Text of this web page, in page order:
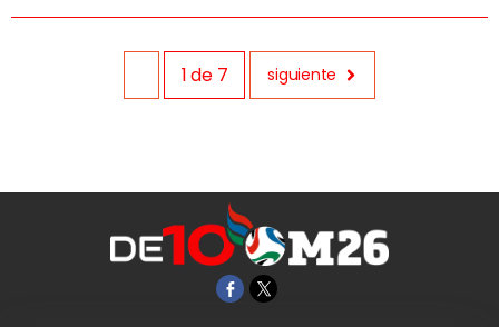
1de 7 siguiente